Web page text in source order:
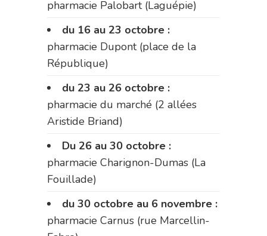
pharmacie Palobart (Laguépie)
du 16 au 23 octobre :
pharmacie Dupont (place de la
République)
du 23 au 26 octobre :
pharmacie du marché (2 allées
Aristide Briand)
Du 26 au 30 octobre :
pharmacie Charignon-Dumas (La
Fouillade)
du 30 octobre au 6 novembre :
pharmacie Carnus (rue Marcellin-